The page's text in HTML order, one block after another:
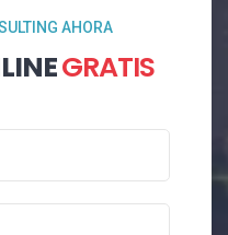
AHORA
GRATIS